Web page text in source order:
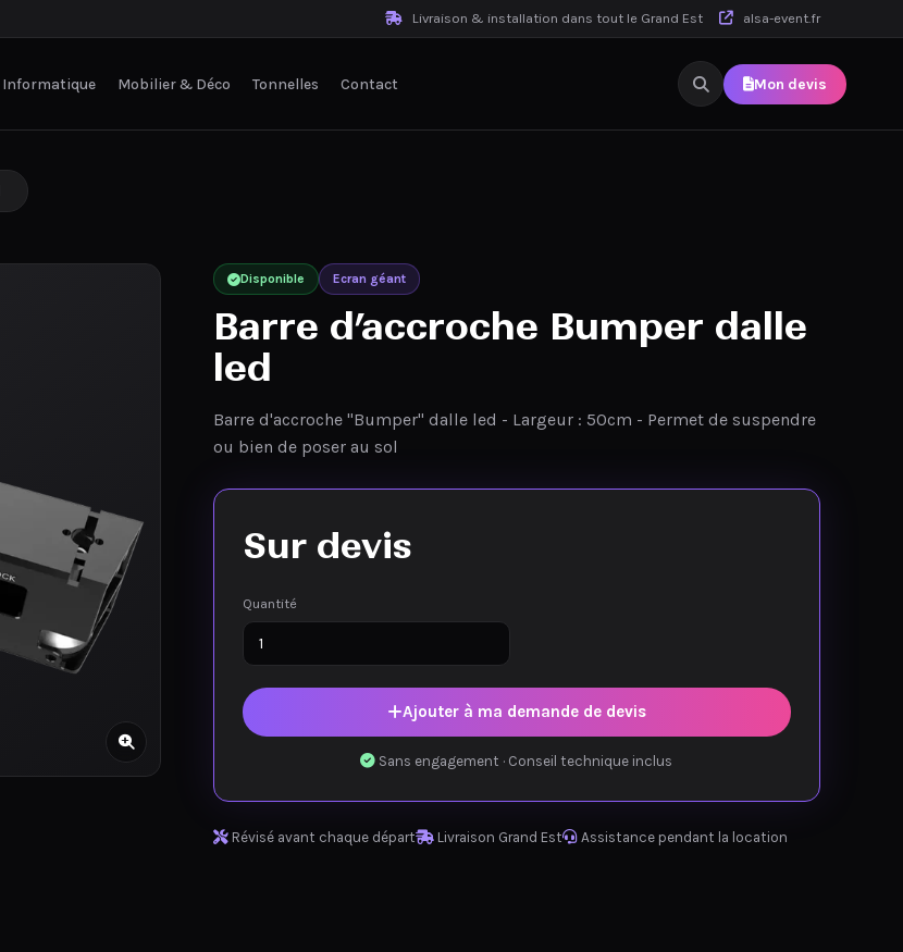
Livraison & installation dans tout le Grand Est alsa-event.fr
Informatique Mobilier & Déco Tonnelles Contact Mon devis
Disponible Ecran géant
Barre d’accroche Bumper dalle
led
Barre d'accroche "Bumper" dalle led - Largeur : 50cm - Permet de suspendre
ou bien de poser au sol
Sur devis
Quantité
Ajouter à ma demande de devis
Sans engagement · Conseil technique inclus
Révisé avant chaque départ Livraison Grand Est Assistance pendant la location